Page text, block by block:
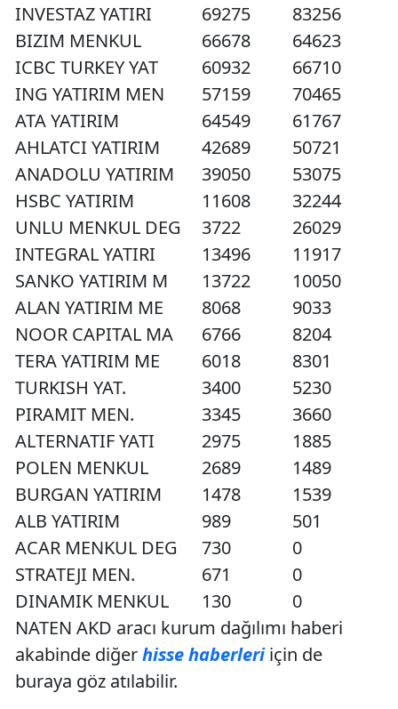
INVESTAZ YATIRI
69275
83256
BIZIM MENKUL
66678
64623
ICBC TURKEY YAT
60932
66710
ING YATIRIM MEN
57159
70465
ATA YATIRIM
64549
61767
AHLATCI YATIRIM
42689
50721
ANADOLU YATIRIM
39050
53075
HSBC YATIRIM
11608
32244
UNLU MENKUL DEG
3722
26029
INTEGRAL YATIRI
13496
11917
SANKO YATIRIM M
13722
10050
ALAN YATIRIM ME
8068
9033
NOOR CAPITAL MA
6766
8204
TERA YATIRIM ME
6018
8301
TURKISH YAT.
3400
5230
PIRAMIT MEN.
3345
3660
ALTERNATIF YATI
2975
1885
POLEN MENKUL
2689
1489
BURGAN YATIRIM
1478
1539
ALB YATIRIM
989
501
ACAR MENKUL DEG
730
0
STRATEJI MEN.
671
0
DINAMIK MENKUL
130
0
NATEN AKD aracı kurum dağılımı haberi
akabinde diğerhisse haberleriiçin de
buraya göz atılabilir.